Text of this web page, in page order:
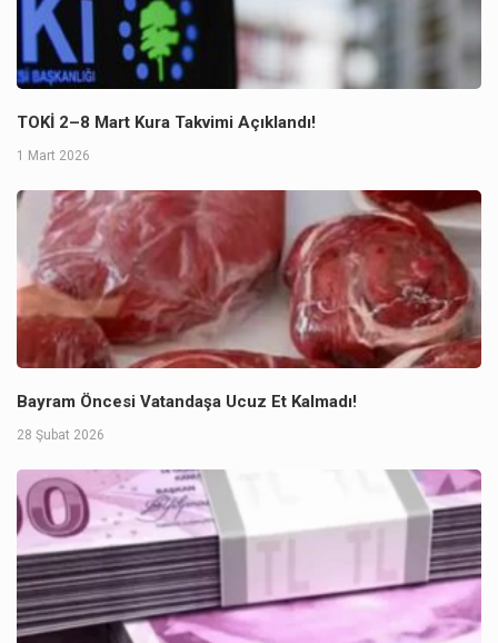
TOKİ 2–8 Mart Kura Takvimi Açıklandı!
1 Mart 2026
Bayram Öncesi Vatandaşa Ucuz Et Kalmadı!
28 Şubat 2026